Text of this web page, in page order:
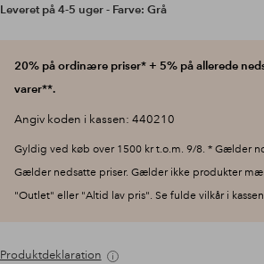
Leveret på 4-5 uger - Farve: Grå
20% på ordinære priser* + 5% på allerede
varer**.
Angiv koden i kassen: 440210
Gyldig ved køb over 1500 kr t.o.m. 9/8. * Gælder
Gælder nedsatte priser. Gælder ikke produkter
"Outlet" eller "Altid lav pris". Se fulde vilkår i
Produktdeklaration